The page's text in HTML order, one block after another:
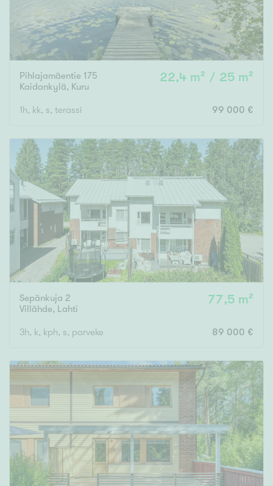
Pihlajamäentie 175
Kaidankylä, Kuru
22,4 m² / 25 m²
1h, kk, s, terassi 99 000 €
Sepänkuja 2
Villähde, Lahti
77,5 m²
3h, k, kph, s, parveke 89 000 €